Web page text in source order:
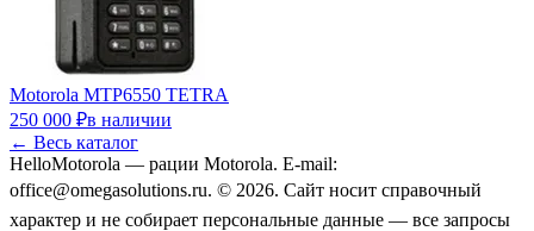
Motorola MTP6550 TETRA
250 000 ₽в наличии
← Весь каталог
HelloMotorola — рации Motorola. E-mail:
office@omegasolutions.ru. © 2026. Сайт носит справочный
характер и не собирает персональные данные — все запросы